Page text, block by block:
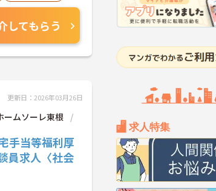
求人特集
してもらう
更新日：2026年03月26日
ームソーレ東根
手当等福利厚
員求人〈社会